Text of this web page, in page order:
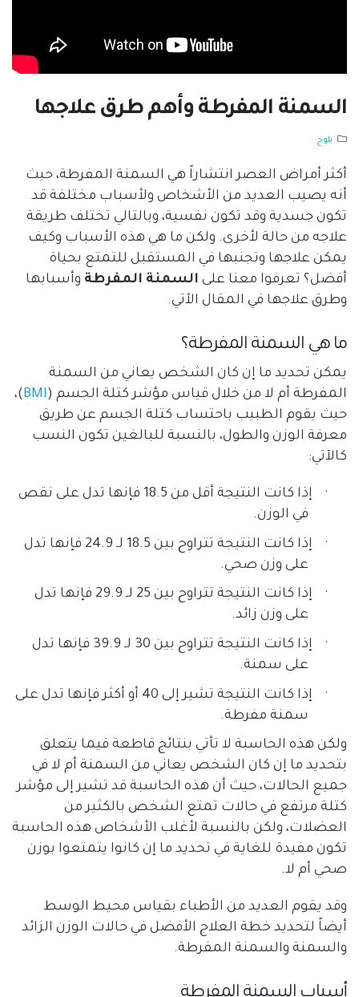
السمنة المفرطة وأهم طرق علاجها
بلوج
أكثر أمراض العصر انتشاراً هي السمنة المفرطة، حيث
أنه يصيب العديد من الأشخاص ولأسباب مختلفة قد
تكون جسدية وقد تكون نفسية، وبالتالي تختلف طريقة
علاجه من حالة لأخرى. ولكن ما هي هذه الأسباب وكيف
يمكن علاجها وتجنبها في المستقبل للتمتع بحياة
أفضل؟ تعرفوا معنا على السمنة المفرطة وأسبابها
وطرق علاجها في المقال الآتي.
ما هي السمنة المفرطة؟
يمكن تحديد ما إن كان الشخص يعاني من السمنة
المفرطة أم لا من خلال قياس مؤشر كتلة الجسم
(BMI)
،
حيث يقوم الطبيب باحتساب كتلة الجسم عن طريق
معرفة الوزن والطول، بالنسبة للبالغين تكون النسب
كالآتي:
·
إذا كانت النتيجة أقل من 18.5 فإنها تدل على نقص
في الوزن.
·
إذا كانت النتيجة تتراوح بين 18.5 لـ 24.9 فإنها تدل
على وزن صحي.
·
إذا كانت النتيجة تتراوح بين
25 لـ 29.9 فإنها تدل
على وزن زائد.
·
إذا كانت النتيجة تتراوح بين
30 لـ 39.9 فإنها تدل
على سمنة.
·
إذا كانت النتيجة تشير إلى 40 أو أكثر فإنها تدل على
سمنة مفرطة.
ولكن هذه الحاسبة لا تأتي بنتائج قاطعة فيما يتعلق
بتحديد ما إن كان الشخص يعاني من السمنة أم لا في
جميع الحالات، حيث أن هذه الحاسبة قد تشير إلى مؤشر
كتلة مرتفع في حالات تمتع الشخص بالكثير من
العضلات، ولكن بالنسبة لأغلب الأشخاص هذه الحاسبة
تكون مفيدة للغاية في تحديد ما إن كانوا يتمتعوا بوزن
صحي أم لا.
وقد يقوم العديد من الأطباء بقياس محيط الوسط
أيضاً لتحديد خطة العلاج الأفضل في حالات الوزن الزائد
والسمنة والسمنة المفرطة.